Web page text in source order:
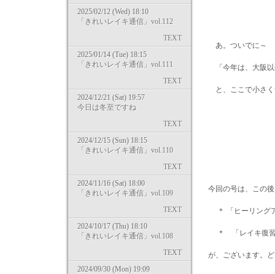
2025/02/12 (Wed) 18:10
「きれいレイキ通信」vol.112
TEXT
2025/01/14 (Tue) 18:15
「きれいレイキ通信」vol.111
TEXT
2024/12/21 (Sat) 19:57
今日は冬至ですね
TEXT
2024/12/15 (Sun) 18:15
「きれいレイキ通信」vol.110
TEXT
2024/11/16 (Sat) 18:00
「きれいレイキ通信」vol.109
TEXT
2024/10/17 (Thu) 18:10
「きれいレイキ通信」vol.108
TEXT
2024/09/30 (Mon) 19:09
あ。ついでに～
「今年は、大阪以
と、ここで小さ
今回の号は、この後
＊ 「ヒーリング
＊ 「レイキ復習
が、ございます。